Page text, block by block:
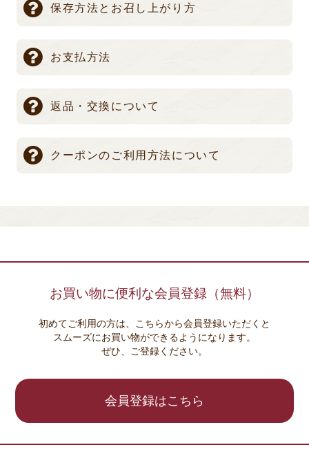
保存方法とお召し上がり方
お支払方法
返品・交換について
クーポンのご利用方法について
お買い物に便利な会員登録（無料）
初めてご利用の方は、こちらから会員登録いただくと
スムーズにお買い物ができるようになります。
ぜひ、ご登録ください。
会員登録はこちら